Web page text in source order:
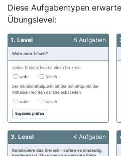
Diese Aufgabentypen
Übungslevel:
1. Level 5 Aufgaben
3. Level 4 Aufgaben